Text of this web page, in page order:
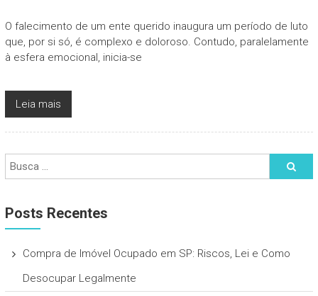
O falecimento de um ente querido inaugura um período de luto
que, por si só, é complexo e doloroso. Contudo, paralelamente
à esfera emocional, inicia-se
Leia mais
Posts Recentes
Compra de Imóvel Ocupado em SP: Riscos, Lei e Como
Desocupar Legalmente